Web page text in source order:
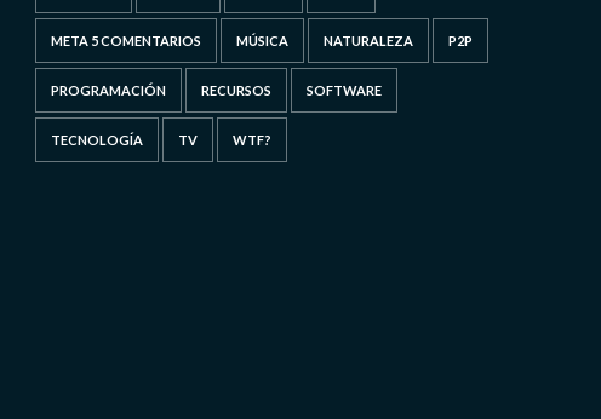
META 5 COMENTARIOS MÚSICA NATURALEZA P2P
PROGRAMACIÓN RECURSOS SOFTWARE
TECNOLOGÍA TV WTF?